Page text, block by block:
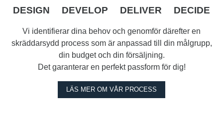
DESIGN DEVELOP DELIVER DECIDE
Vi identifierar dina behov och genomför därefter en
skräddarsydd process som är anpassad till din målgrupp,
din budget och din försäljning.
Det garanterar en perfekt passform för dig!
LÄS MER OM VÅR PROCESS